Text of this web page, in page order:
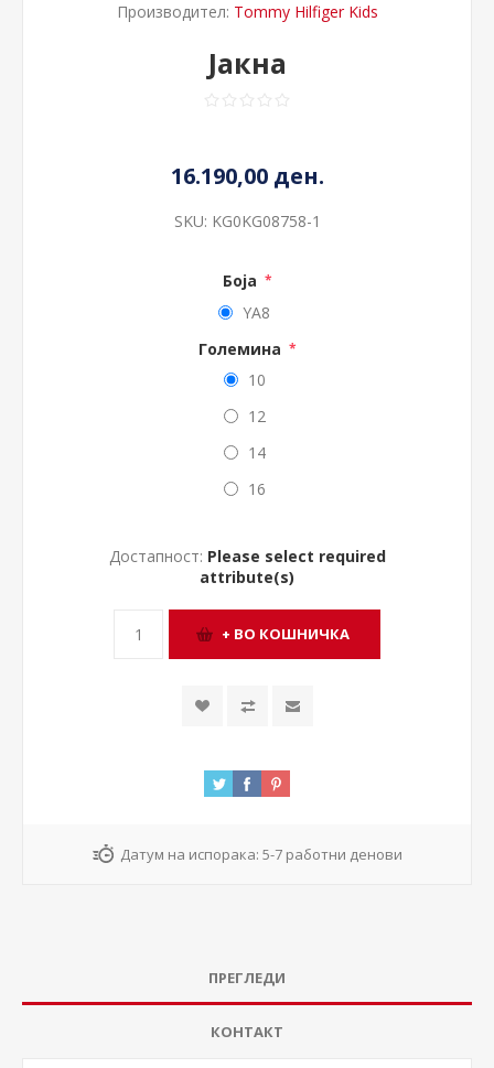
Производител: Tommy Hilfiger Kids
Јакна
16.190,00 ден.
SKU: KG0KG08758-1
Боја *
YA8
Големина *
10
12
14
16
Достапност: Please select required
attribute(s)
Датум на испорака: 5-7 работни денови
ПРЕГЛЕДИ
КОНТАКТ